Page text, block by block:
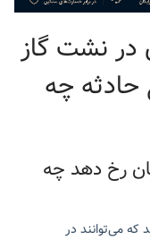
در نشت گاز
حادثه چه
رخ دهد چه
که می‌توانند در